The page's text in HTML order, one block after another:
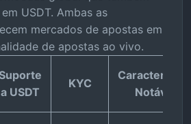
USDT. Ambas as
mercados de apostas em
de apostas ao vivo.
Suporte
a USDT
KYC
Notável